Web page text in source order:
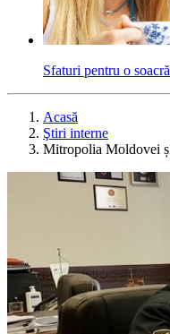
Sfaturi pentru o
Acasă
Ştiri interne
Mitropolia Moldovei